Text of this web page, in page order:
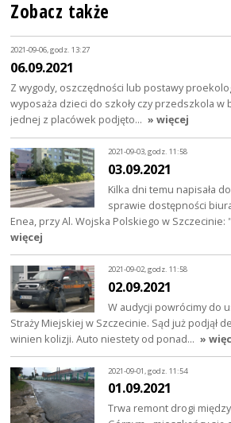
Zobacz także
2021-09-06, godz. 13:27
06.09.2021
Z wygody, oszczędności lub postawy
wyposaża dzieci do szkoły czy przedszkola w
jednej z placówek podjęto… » więcej
2021-09-03, godz. 11:58
03.09.2021
Kilka dni temu napisała
sprawie dostępności
Enea, przy Al. Wojska Polskiego w
więcej
2021-09-02, godz. 11:58
02.09.2021
W audycji powrócimy do
Straży Miejskiej w Szczecinie. Sąd już podjął
winien kolizji. Auto niestety od ponad… »
2021-09-01, godz. 11:54
01.09.2021
Trwa remont drogi